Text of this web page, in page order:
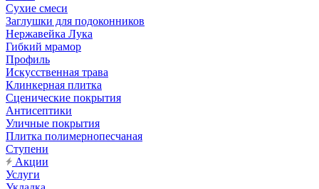
Сухие смеси
Заглушки для подоконников
Нержавейка Лука
Гибкий мрамор
Профиль
Искусственная трава
Клинкерная плитка
Сценические покрытия
Антисептики
Уличные покрытия
Плитка полимернопесчаная
Ступени
Акции
Услуги